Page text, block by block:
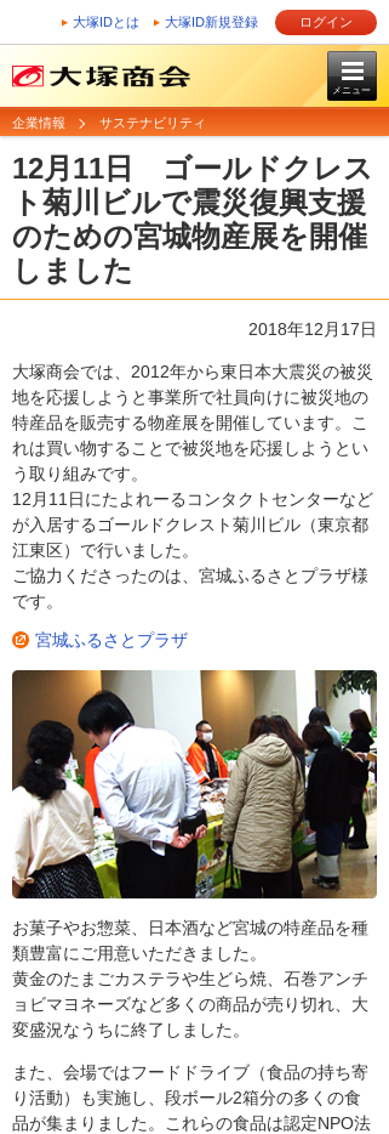
大塚IDとは 大塚ID新規登録 ログイン
メニュー
企業情報 サステナビリティ
12月11日 ゴールドクレス
ト菊川ビルで震災復興支援
のための宮城物産展を開催
しました
2018年12月17日
大塚商会では、2012年から東日本大震災の被災
地を応援しようと事業所で社員向けに被災地の
特産品を販売する物産展を開催しています。こ
れは買い物することで被災地を応援しようとい
う取り組みです。
12月11日にたよれーるコンタクトセンターなど
が入居するゴールドクレスト菊川ビル（東京都
江東区）で行いました。
ご協力くださったのは、宮城ふるさとプラザ様
です。
宮城ふるさとプラザ
お菓子やお惣菜、日本酒など宮城の特産品を種
類豊富にご用意いただきました。
黄金のたまごカステラや生どら焼、石巻アンチ
ョビマヨネーズなど多くの商品が売り切れ、大
変盛況なうちに終了しました。
また、会場ではフードドライブ（食品の持ち寄
り活動）も実施し、段ボール2箱分の多くの食
品が集まりました。これらの食品は認定NPO法